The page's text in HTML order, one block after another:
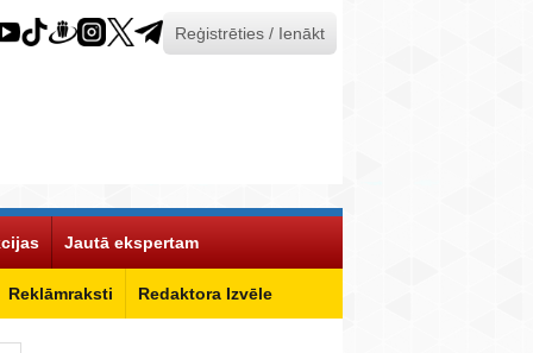
Reģistrēties / Ienākt
Reklāmraksti Redaktora Izvēle
Jautā ekspertam